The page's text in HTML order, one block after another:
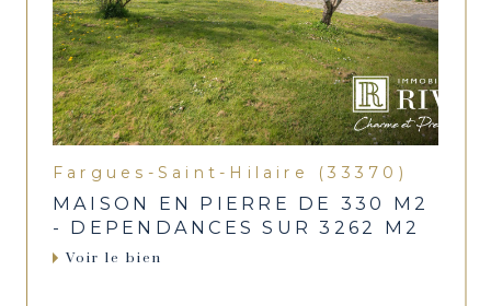
Fargues-Saint-Hilaire (33370)
MAISON EN PIERRE DE 330 M2
- DEPENDANCES SUR 3262 M2
Voir le bien